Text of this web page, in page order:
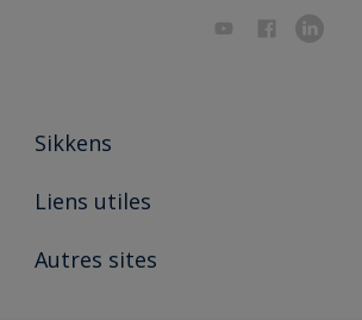
Sikkens
A propos de Sikkens
Liens utiles
Ouvrir un magasin PASS
Autres sites